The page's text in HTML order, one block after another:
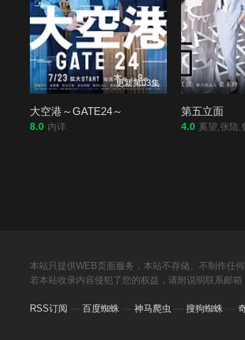
更新第03集
大空港～GATE24～
8.0 内详
第五立面
4.0 奚望,张陆,
本站只提供WEB页面服务，本站不存储、不制作任
若本站收录内容侵犯了您的权益，请附说明联系邮箱
RSS订阅 — 百度蜘蛛 — 神马爬虫 — 搜狗蜘蛛 —